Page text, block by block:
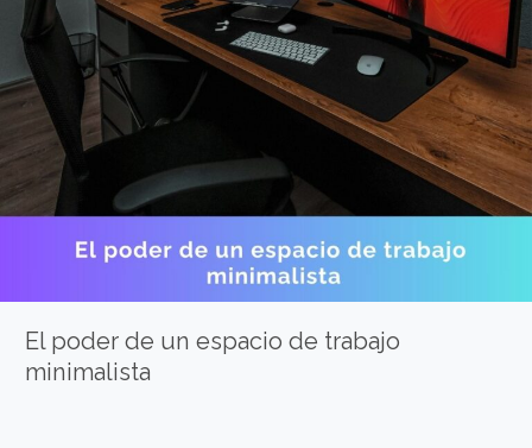
El poder de un espacio de trabajo
minimalista